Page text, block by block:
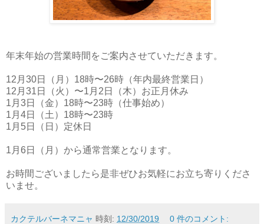
年末年始の営業時間をご案内させていただきます。
12月30日（月）18時〜26時（年内最終営業日）
12月31日（火）〜1月2日（木）お正月休み
1月3日（金）18時〜23時（仕事始め）
1月4日（土）18時〜23時
1月5日（日）定休日
1月6日（月）から通常営業となります。
お時間ございましたら是非ぜひお気軽にお立ち寄りくださ
いませ。
カクテルバーネマニャ 時刻: 12/30/2019 0 件のコメント: